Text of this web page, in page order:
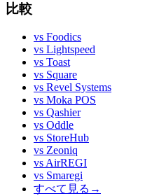
比較
vs Foodics
vs Lightspeed
vs Toast
vs Square
vs Revel Systems
vs Moka POS
vs Qashier
vs Oddle
vs StoreHub
vs Zeoniq
vs AirREGI
vs Smaregi
すべて見る →